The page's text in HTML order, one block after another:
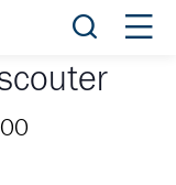
Öppna